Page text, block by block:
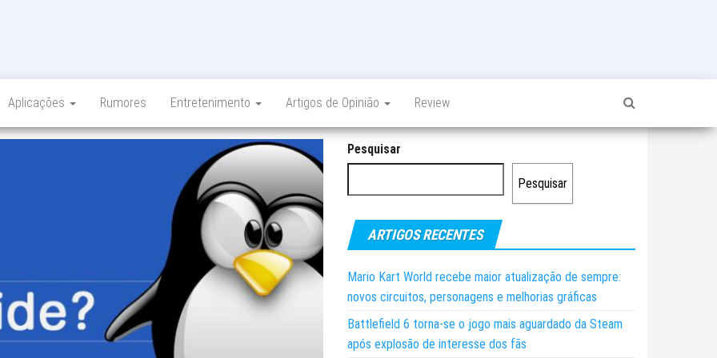
Aplicações Rumores Entretenimento Artigos de Opinião Review
Pesquisar
Pesquisar
ARTIGOS RECENTES
Mario Kart World recebe maior atualização de sempre:
novos circuitos, personagens e melhorias gráficas
Battlefield 6 torna-se o jogo mais aguardado da Steam
após explosão de interesse dos fãs